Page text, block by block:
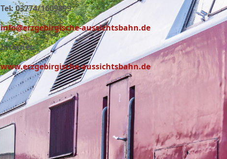
Tel: 03774/1609899
info@erzgebirgische-aussichtsbahn.de
Internet:
www.erzgebirgische-aussichtsbahn.de